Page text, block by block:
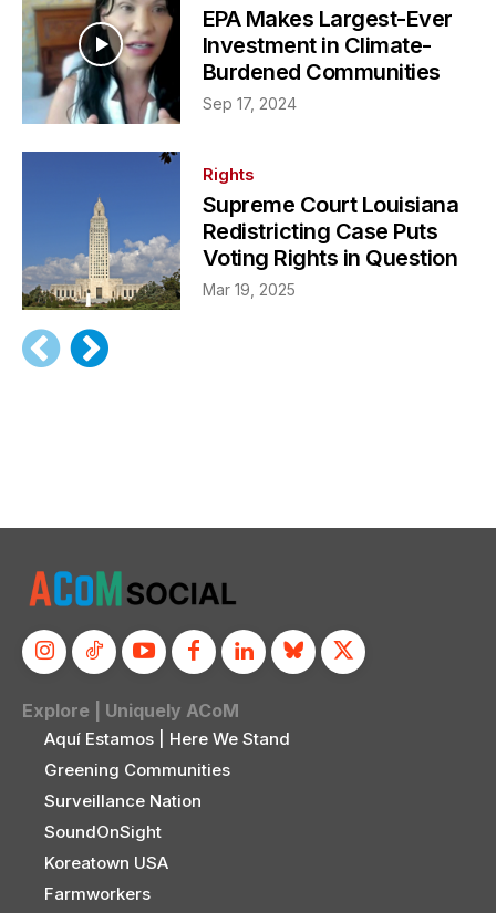
EPA Makes Largest-Ever
Investment in Climate-
Burdened Communities
Sep 17, 2024
Rights
Supreme Court Louisiana
Redistricting Case Puts
Voting Rights in Question
Mar 19, 2025
Explore | Uniquely ACoM
Aquí Estamos | Here We Stand
Greening Communities
Surveillance Nation
SoundOnSight
Koreatown USA
Farmworkers